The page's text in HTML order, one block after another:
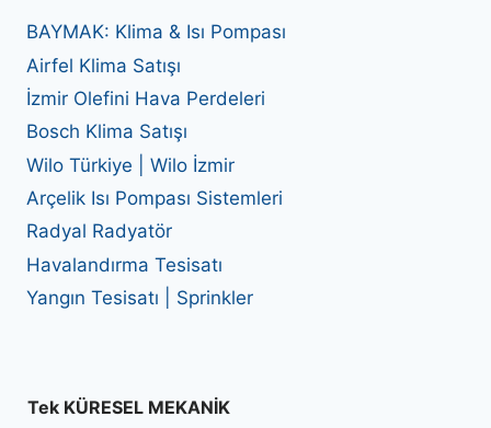
BAYMAK: Klima & Isı Pompası
Airfel Klima Satışı
İzmir Olefini Hava Perdeleri
Bosch Klima Satışı
Wilo Türkiye | Wilo İzmir
Arçelik Isı Pompası Sistemleri
Radyal Radyatör
Havalandırma Tesisatı
Yangın Tesisatı | Sprinkler
Tek KÜRESEL MEKANİK